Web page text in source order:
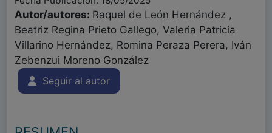
Autor/autores: Raquel de León Hernández ,
Beatriz Regina Prieto Gallego, Valeria Patricia
Villarino Hernández, Romina Peraza Perera, Iván
Zebenzui Moreno González
Seguir al autor